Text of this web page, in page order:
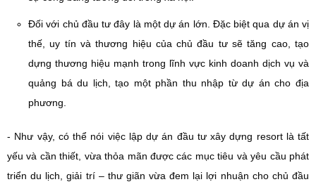
Đối với chủ đầu tư đây là một dự án lớn. Đặc biệt qua dự án vị
thế, uy tín và thương hiệu của chủ đầu tư sẽ tăng cao, tạo
dựng thương hiệu mạnh trong lĩnh vực kinh doanh dịch vụ và
quảng bá du lịch, tạo một phần thu nhập từ dự án cho địa
phương.
- Như vậy, có thể nói việc lập dự án đầu tư xây dựng resort là tất
yếu và cần thiết, vừa thỏa mãn được các mục tiêu và yêu cầu phát
triển du lịch, giải trí – thư giãn vừa đem lại lợi nhuận cho chủ đầu